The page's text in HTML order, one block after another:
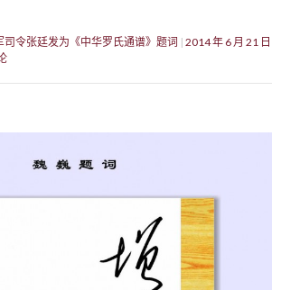
令张廷发为《中华罗氏通谱》题词 2014 年 6 月 21 日